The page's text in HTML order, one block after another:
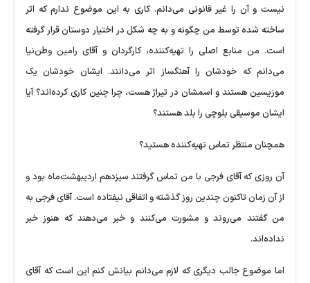
نیست و آن را غیر قانونی می‌دانم. کاری به این موضوع ندارم که اثر
ساخته شده توسط من چگونه و به چه شکل در اختیار دوستان قرار گرفته
است. من منابع اصلی را تهیه‌کننده، کارگردان و آقای رامین وطن‌نیا
می‌دانم که خودشان را آهنگساز اثر می‌دانند. ایشان خودشان یک
موزیسین هستند و اسمشان در تیراژ هست، چرا چنین کاری کرده‌اند؟ آیا
ایشان موسیقی بلوچی را بلد هستند؟
همچنان منتظر تماس تهیه‌کننده هستید؟
آن روزی که آقای فرجی با من تماس گرفتند سیزدهم اردیبهشت‌ماه بود و
از آن زمان تاکنون چندین روز گذشته و اتفاقی نیفتاده است. آقای فرجی به
من گفتند می‌روند و مشورت می‌کنند و خبر می‌دهند که هنوز خبر
نداده‌اند.
اما موضوع جالب دیگری که لازم می‌دانم بیانش کنم این است که آقای